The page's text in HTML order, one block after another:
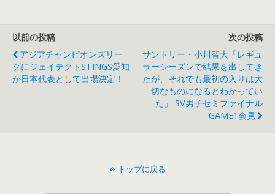
以前の投稿
アジアチャンピオンズリー
グにジェイテクトSTINGS愛知
が日本代表として出場決定！
次の投稿
サントリー・小川智大「レギュ
ラーシーズンで結果を出してき
たが、それでも最初の入りは大
切なものになるとわかってい
た」 SV男子セミファイナル
GAME1会見
トップに戻る